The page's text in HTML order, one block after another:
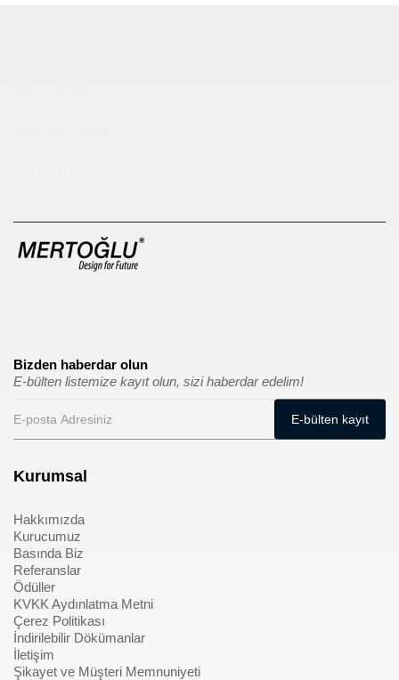
Bizden haberdar olun
E-bülten listemize kayıt olun, sizi haberdar edelim!
Kurumsal
Hakkımızda
Kurucumuz
Basında Biz
Referanslar
Ödüller
KVKK Aydınlatma Metni
Çerez Politikası
İndirilebilir Dökümanlar
İletişim
Şikayet ve Müşteri Memnuniyeti